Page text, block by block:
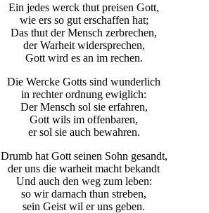
Ein jedes werck thut preisen Gott,
wie ers so gut erschaffen hat;
Das thut der Mensch zerbrechen,
der Warheit widersprechen,
Gott wird es an im rechen.
Die Wercke Gotts sind wunderlich
in rechter ordnung ewiglich:
Der Mensch sol sie erfahren,
Gott wils im offenbaren,
er sol sie auch bewahren.
Drumb hat Gott seinen Sohn gesandt,
der uns die warheit macht bekandt
Und auch den weg zum leben:
so wir darnach thun streben,
sein Geist wil er uns geben.